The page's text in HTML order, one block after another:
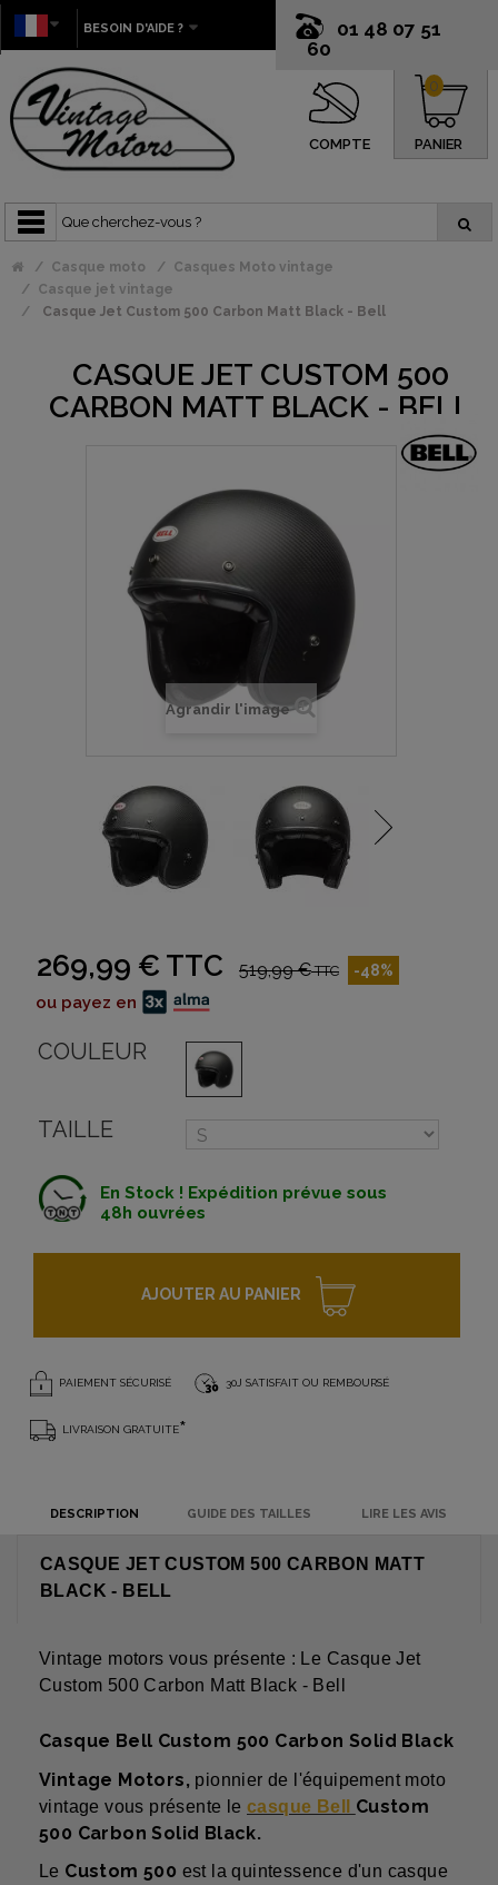
01 48 07 51
60
BESOIN D'AIDE ?
COMPTE PANIER
0
Casque moto
Casques Moto vintage
Casque jet vintage
Casque Jet Custom 500 Carbon Matt Black - Bell
CASQUE JET CUSTOM 500
CARBON MATT BLACK - BELL
Agrandir l'image
269,99 € TTC 519,99 €TTC -48%
ou payez en
COULEUR
TAILLE
En Stock ! Expédition prévue sous
48h ouvrées
AJOUTER AU PANIER
PAIEMENT SÉCURISÉ 30J SATISFAIT OU REMBOURSÉ
LIVRAISON GRATUITE*
DESCRIPTION GUIDE DES TAILLES LIRE LES AVIS
CASQUE JET CUSTOM 500 CARBON MATT
BLACK - BELL
Vintage motors vous présente : Le Casque Jet
Custom 500 Carbon Matt Black - Bell
Casque Bell Custom 500 Carbon Solid Black
Vintage Motors, pionnier de l'équipement moto
vintage vous présente le casque Bell Custom
500 Carbon Solid Black.
Le Custom 500 est la quintessence d'un casque